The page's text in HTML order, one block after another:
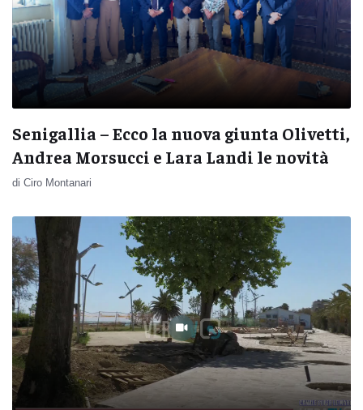
Senigallia – Ecco la nuova giunta Olivetti,
Andrea Morsucci e Lara Landi le novità
di Ciro Montanari